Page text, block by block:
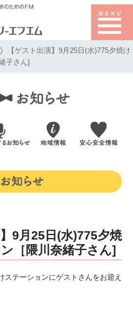
【ゲスト出演】9月25日(水)775夕焼け
子さん]
9月25日(水)775夕焼
［隈川奈緒子さん]
ステーションにゲストさんをお迎え